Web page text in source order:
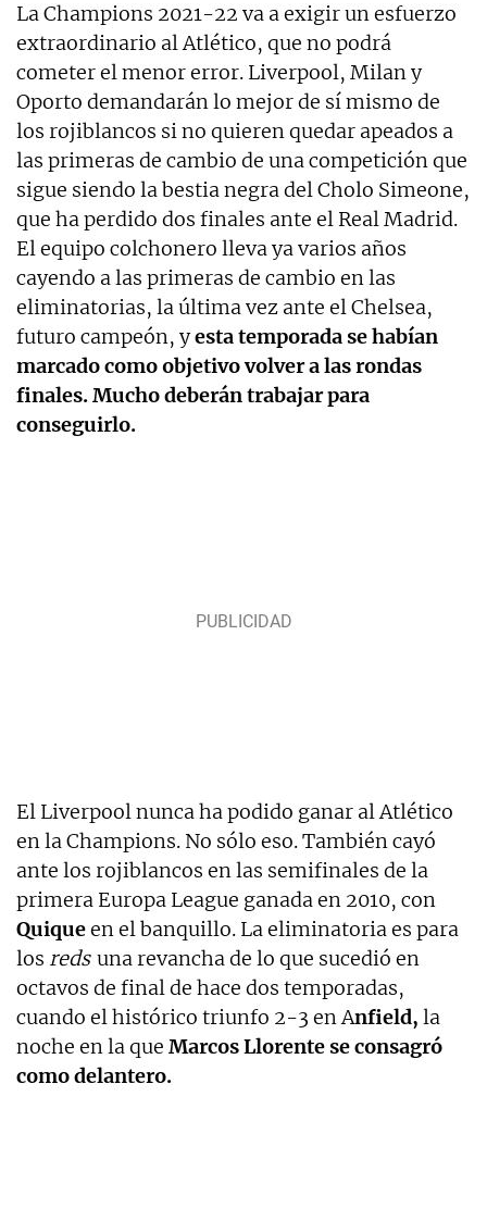
La Champions 2021-22 va a exigir un esfuerzo
extraordinario al Atlético, que no podrá
cometer el menor error. Liverpool, Milan y
Oporto demandarán lo mejor de sí mismo de
los rojiblancos si no quieren quedar apeados a
las primeras de cambio de una competición que
sigue siendo la bestia negra del Cholo Simeone,
que ha perdido dos finales ante el Real Madrid.
El equipo colchonero lleva ya varios años
cayendo a las primeras de cambio en las
eliminatorias, la última vez ante el Chelsea,
futuro campeón, yesta temporada se habían
marcado como objetivo volver a las rondas
finales. Mucho deberán trabajar para
conseguirlo.
El Liverpool nunca ha podido ganar al Atlético
en la Champions. No sólo eso. También cayó
ante los rojiblancos en las semifinales de la
primera Europa League ganada en 2010, con
Quiqueen el banquillo. La eliminatoria es para
los reds una revancha de lo que sucedió en
octavos de final de hace dos temporadas,
cuando el histórico triunfo 2-3 en Anfield, la
noche en la que Marcos Llorente se consagró
como delantero.